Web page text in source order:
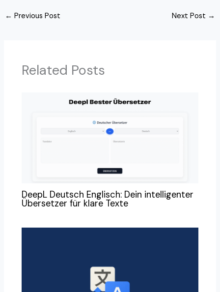
← Previous Post Next Post →
Related Posts
DeepL Deutsch Englisch: Dein intelligenter
Übersetzer für klare Texte